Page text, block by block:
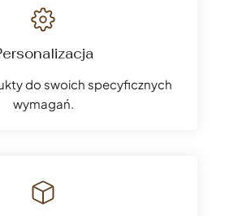
do swoich specyficznych
wymagań.